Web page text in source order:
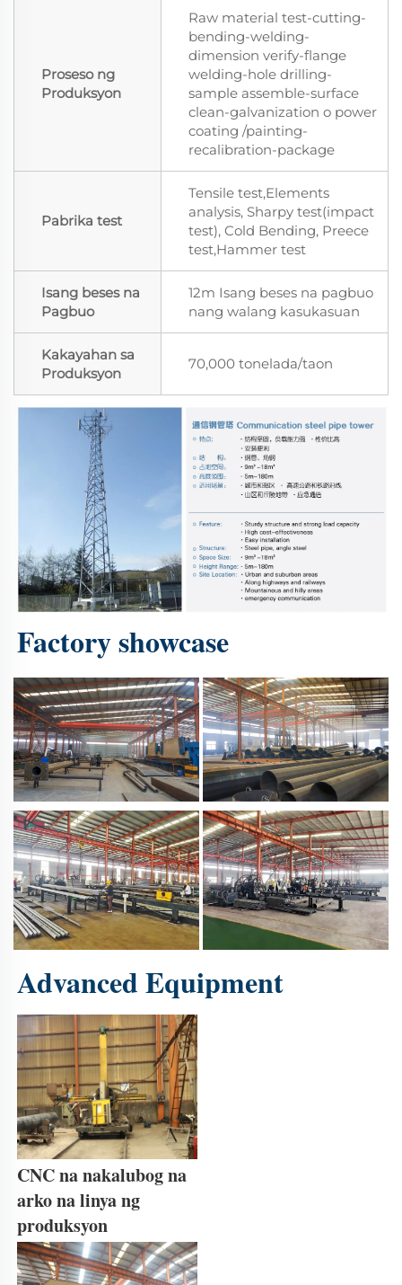
Proseso ng
Produksyon
Raw material test-cutting-
bending-welding-
dimension verify-flange
welding-hole drilling-
sample assemble-surface
clean-galvanization o power
coating /painting-
recalibration-package
Pabrika test
Tensile test,Elements
analysis, Sharpy test(impact
test), Cold Bending, Preece
test,Hammer test
Isang beses na
Pagbuo
12m Isang beses na pagbuo
nang walang kasukasuan
Kakayahan sa
Produksyon
70,000 tonelada/taon
Factory showcase
Advanced Equipment
CNC na nakalubog na
arko na linya ng
produksyon